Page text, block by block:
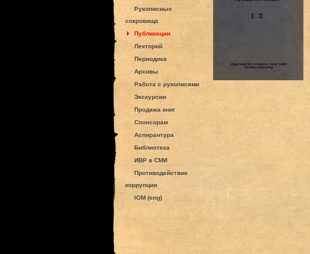
Рукописные
сокровища
Публикации
Лекторий
Периодика
Архивы
Работа с рукописями
Экскурсии
Продажа книг
Спонсорам
Аспирантура
Библиотека
ИВР в СМИ
Противодействие
коррупции
IOM (eng)